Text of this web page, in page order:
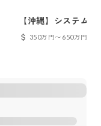
【沖縄】システム
350万円〜650万円